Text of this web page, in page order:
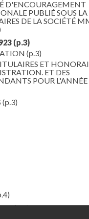
D'ENCOURAGEMENT
PUBLIÉ SOUS LA
DE LA SOCIÉTÉ
(p.3)
(p.3)
ET
ET DES
POUR
(p.3)
(p.4)